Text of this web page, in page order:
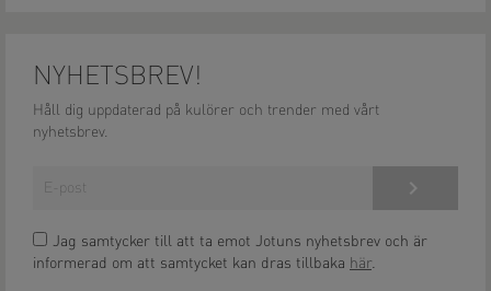
NYHETSBREV!
Håll dig uppdaterad på kulörer och trender med vårt
nyhetsbrev.
Jag samtycker till att ta emot Jotuns nyhetsbrev och är
informerad om att samtycket kan dras tillbaka här